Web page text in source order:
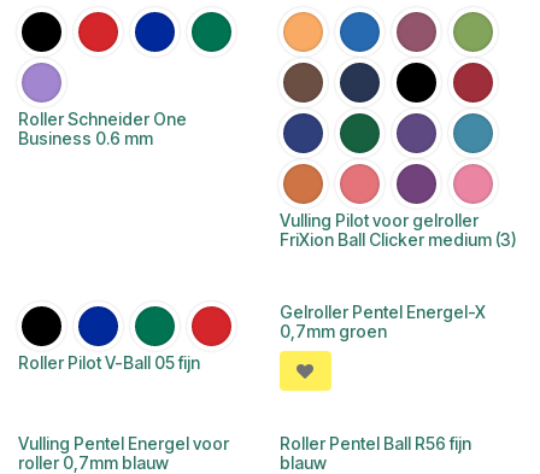
Roller Schneider One
Business 0.6 mm
Vulling Pilot voor gelroller
FriXion Ball Clicker medium (3)
Roller Pilot V-Ball 05 fijn
Gelroller Pentel Energel-X
0,7mm groen
Vulling Pentel Energel voor
roller 0,7mm blauw
Roller Pentel Ball R56 fijn
blauw